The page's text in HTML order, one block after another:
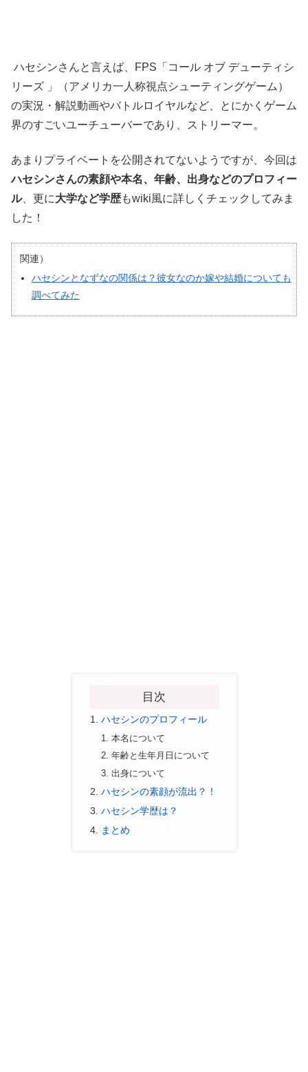
ハセシンさんと言えば、FPS「コール オブ デューティシ
リーズ 」（アメリカ一人称視点シューティングゲーム）
の実況・解説動画やバトルロイヤルなど、とにかくゲーム
界のすごいユーチューバーであり、ストリーマー。
あまりプライベートを公開されてないようですが、今回は
ハセシンさんの素顔や本名、年齢、出身などのプロフィー
ル、更に大学など学歴もwiki風に詳しくチェックしてみま
した！
関連）
ハセシンとなずなの関係は？彼女なのか嫁や結婚についても
調べてみた
目次
ハセシンのプロフィール
本名について
年齢と生年月日について
出身について
ハセシンの素顔が流出？！
ハセシン学歴は？
まとめ